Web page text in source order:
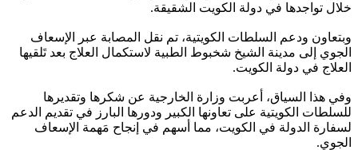
خلال تواجدها في دولة الكويت الشقيقة.
وبتعاون ودعم السلطات الكويتية، تم نقل المصابة عبر الإسعاف
الجوي إلى مدينة الشيخ شخبوط الطبية لاستكمال العلاج بعد تَلقيها
العلاج في دولة الكويت.
وفي هذا السياق، أعربت وزارة الخارجية عن شكرها وتقديرها
للسلطات الكويتية على تعاونها الكبير ودورها البارز في تقديم الدعم
لسفارة الدولة في الكويت، مما أسهم في إنجاح مَهمة الإسعاف
الجوي.